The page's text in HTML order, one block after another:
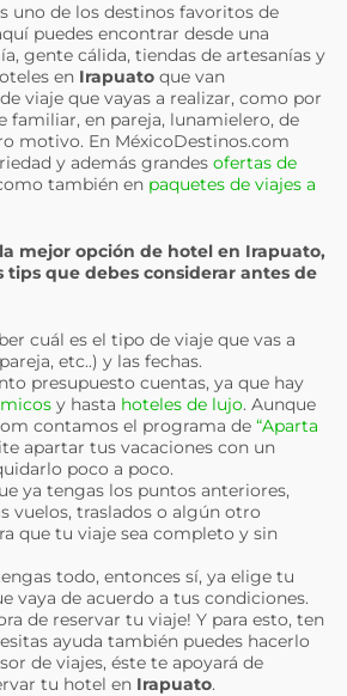
uno de los destinos favoritos de
puedes encontrar desde una
gente cálida, tiendas de artesanías y
en Irapuato que van
viaje que vayas a realizar, como por
familiar, en pareja, lunamielero, de
motivo. En MéxicoDestinos.com
y además grandes ofertas de
también en paquetes de viajes a
mejor opción de hotel en Irapuato,
tips que debes considerar antes de
cuál es el tipo de viaje que vas a
etc..) y las fechas.
presupuesto cuentas, ya que hay
y hasta hoteles de lujo. Aunque
contamos el programa de “Aparta
apartar tus vacaciones con un
poco a poco.
ya tengas los puntos anteriores,
vuelos, traslados o algún otro
que tu viaje sea completo y sin
todo, entonces sí, ya elige tu
vaya de acuerdo a tus condiciones.
de reservar tu viaje! Y para esto, ten
ayuda también puedes hacerlo
de viajes, éste te apoyará de
tu hotel en Irapuato.